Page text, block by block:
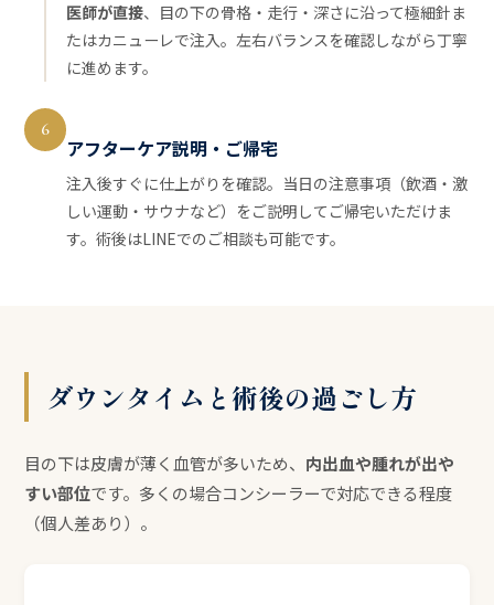
医師が直接、目の下の骨格・走行・深さに沿って極細針ま
たはカニューレで注入。左右バランスを確認しながら丁寧
に進めます。
6
アフターケア説明・ご帰宅
注入後すぐに仕上がりを確認。当日の注意事項（飲酒・激
しい運動・サウナなど）をご説明してご帰宅いただけま
す。術後はLINEでのご相談も可能です。
ダウンタイムと術後の過ごし方
目の下は皮膚が薄く血管が多いため、 内出血や腫れが出や
すい部位です。多くの場合コンシーラーで対応できる程度
（個人差あり）。